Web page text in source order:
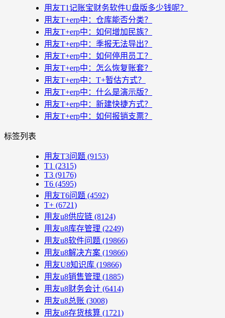
用友T1记账宝财务软件U盘版多少钱呢？
用友T+erp中：仓库能否分类？
用友T+erp中：如何增加民族？
用友T+erp中：季报无法导出？
用友T+erp中：如何停用员工？
用友T+erp中：怎么恢复账套？
用友T+erp中：T+暂估方式？
用友T+erp中：什么是演示版？
用友T+erp中：新建快捷方式？
用友T+erp中：如何报销支票？
标签列表
用友T3问题 (9153)
T1 (2315)
T3 (9176)
T6 (4595)
用友T6问题 (4592)
T+ (6721)
用友u8供应链 (8124)
用友u8库存管理 (2249)
用友u8软件问题 (19866)
用友u8解决方案 (19866)
用友U8知识库 (19866)
用友u8销售管理 (1885)
用友u8财务会计 (6414)
用友u8总账 (3008)
用友u8存货核算 (1721)